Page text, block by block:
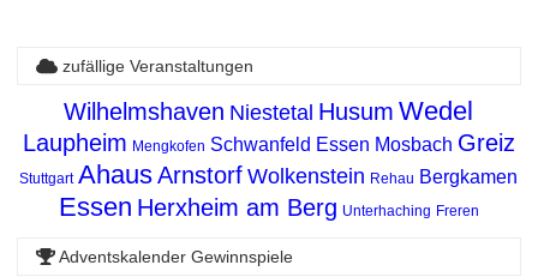
zufällige Veranstaltungen
Wilhelmshaven Niestetal Husum Wedel
Laupheim Mengkofen Schwanfeld Essen Mosbach Greiz
Stuttgart Ahaus Arnstorf Wolkenstein Rehau Bergkamen
Essen Herxheim am Berg Unterhaching Freren
Adventskalender Gewinnspiele